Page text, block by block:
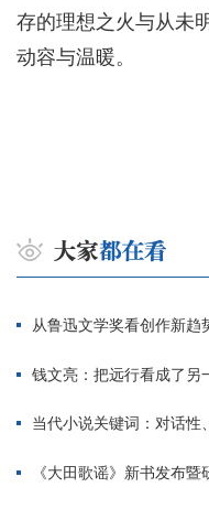
存的理想之火与从未
动容与温暖。
从鲁迅文学奖看创作新趋
钱文亮：把远行看成了另
当代小说关键词：对话性
《大田歌谣》新书发布